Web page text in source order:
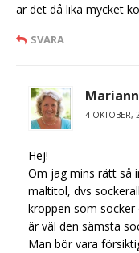
är det då lika mycket
SVARA
Mariann
4 OKTOBER,
Hej!
Om jag mins rätt så
maltitol, dvs
kroppen som
är väl den sämsta
Man bör vara